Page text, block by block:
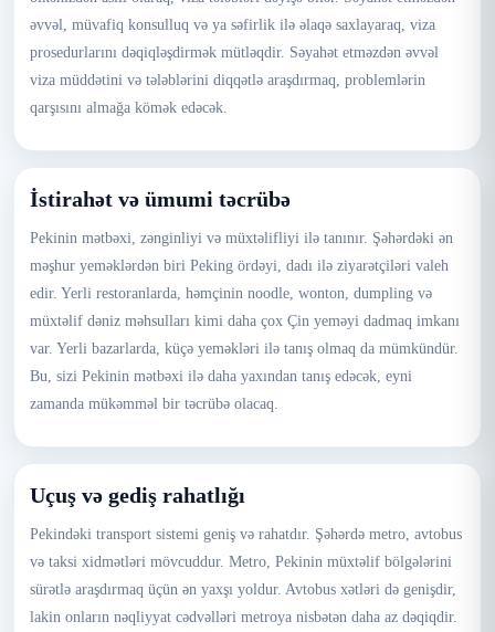
əvvəl, müvafiq konsulluq və ya səfirlik ilə əlaqə saxlayaraq, viza
prosedurlarını dəqiqləşdirmək mütləqdir. Səyahət etməzdən əvvəl
viza müddətini və tələblərini diqqətlə araşdırmaq, problemlərin
qarşısını almağa kömək edəcək.
İstirahət və ümumi təcrübə
Pekinin mətbəxi, zənginliyi və müxtəlifliyi ilə tanınır. Şəhərdəki ən
məşhur yeməklərdən biri Peking ördəyi, dadı ilə ziyarətçiləri valeh
edir. Yerli restoranlarda, həmçinin noodle, wonton, dumpling və
müxtəlif dəniz məhsulları kimi daha çox Çin yeməyi dadmaq imkanı
var. Yerli bazarlarda, küçə yeməkləri ilə tanış olmaq da mümkündür.
Bu, sizi Pekinin mətbəxi ilə daha yaxından tanış edəcək, eyni
zamanda mükəmməl bir təcrübə olacaq.
Uçuş və gediş rahatlığı
Pekindəki transport sistemi geniş və rahatdır. Şəhərdə metro, avtobus
və taksi xidmətləri mövcuddur. Metro, Pekinin müxtəlif bölgələrini
sürətlə araşdırmaq üçün ən yaxşı yoldur. Avtobus xətləri də genişdir,
lakin onların nəqliyyat cədvəlləri metroya nisbətən daha az dəqiqdir.